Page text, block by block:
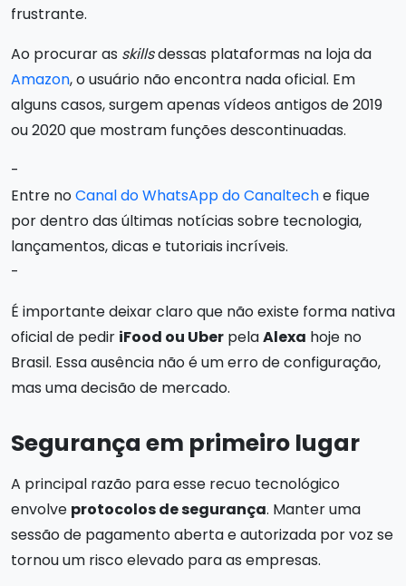
frustrante.
Ao procurar as skillsdessas plataformas na loja da
Amazon, o usuário não encontra nada oficial. Em
alguns casos, surgem apenas vídeos antigos de 2019
ou 2020 que mostram funções descontinuadas.
-
Entre noCanal do WhatsApp do Canalteche fique
por dentro das últimas notícias sobre tecnologia,
lançamentos, dicas e tutoriais incríveis.
-
É importante deixar claro que não existe forma nativa
oficial de pedir iFood ou Uber pelaAlexa hoje no
Brasil. Essa ausência não é um erro de configuração,
mas uma decisão de mercado.
Segurança em primeiro lugar
A principal razão para esse recuo tecnológico
envolve protocolos de segurança. Manter uma
sessão de pagamento aberta e autorizada por voz se
tornou um risco elevado para as empresas.